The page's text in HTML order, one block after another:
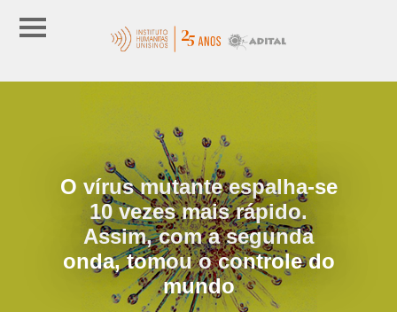
O vírus mutante espalha-se
10 vezes mais rápido.
Assim, com a segunda
onda, tomou o controle do
mundo